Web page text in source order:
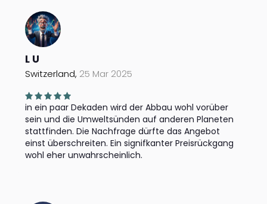
L U
Switzerland, 25 Mar 2025
in ein paar Dekaden wird der Abbau wohl vorüber
sein und die Umweltsünden auf anderen Planeten
stattfinden. Die Nachfrage dürfte das Angebot
einst überschreiten. Ein signifkanter Preisrückgang
wohl eher unwahrscheinlich.